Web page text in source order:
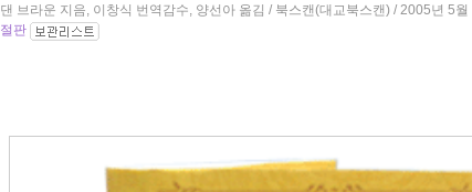
댄 브라운 지음, 이창식 번역감수, 양선아 옮김 / 북스캔(대교북스캔) / 2005년 5월
절판